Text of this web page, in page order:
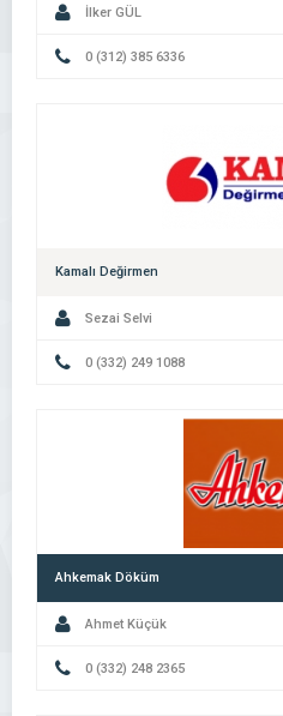
İlker GÜL
0 (312) 385 6336
Kamalı Değirmen
Sezai Selvi
0 (332) 249 1088
Ahkemak Döküm
Ahmet Küçük
0 (332) 248 2365